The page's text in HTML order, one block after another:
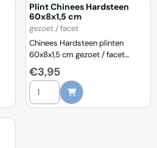
Hardsteen 60x6x1,5 cm
Plint Chinees Hardsteen
60x8x1,5 cm
Merk:
gezoet / facet
Chinees Hardsteen plinten
60x8x1,5 cm gezoet / facet
Plinten van natuursteen /
hardsteen maken de vloer
compleet. Het is het alom
bekende puntje op de i. Naast
Prijs: 3,95
€3,95
Aantal kiezen voor Plint